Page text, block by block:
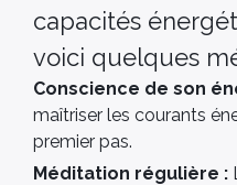
capacités
voici quelques
Conscience de son
maîtriser les courants
premier pas.
Méditation régulière :